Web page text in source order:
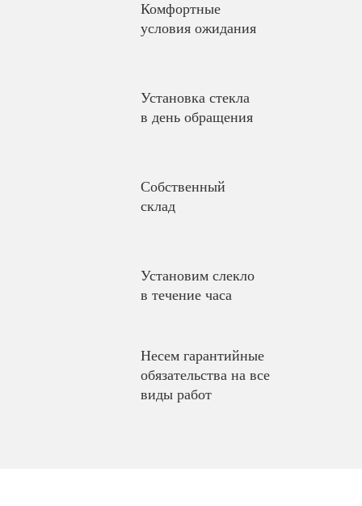
Комфортные
условия ожидания
Установка стекла
в день обращения
Собственный
склад
Установим слекло
в течение часа
Несем гарантийные
обязательства на все
виды работ